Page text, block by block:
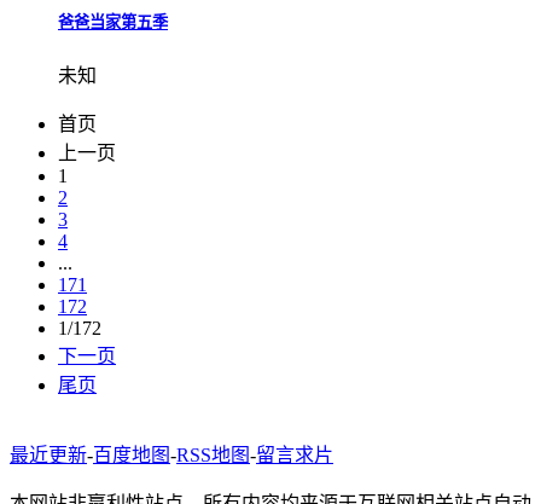
爸爸当家第五季
未知
首页
上一页
1
2
3
4
...
171
172
1/172
下一页
尾页
最近更新-百度地图-RSS地图-留言求片